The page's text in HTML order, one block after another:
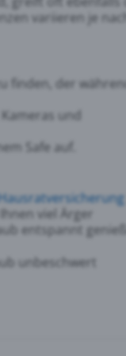
variieren je
finden, der
und
Safe auf.
viel Ärger
entspannt
unbeschwert